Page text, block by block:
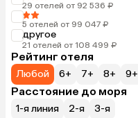
29 отелей от 92 536 ₽
5 отелей от 99 047 ₽
другое
21 отелей от 108 499 ₽
Рейтинг отеля
Любой 6+ 7+ 8+ 9+
Расстояние до моря
1-я линия 2-я 3-я